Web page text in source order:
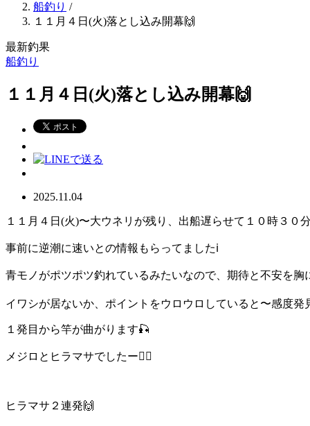
船釣り /
１１月４日(火)落とし込み開幕🙌
最新釣果
船釣り
１１月４日(火)落とし込み開幕🙌
2025.11.04
１１月４日(火)〜大ウネリが残り、出船遅らせて１０時３０
事前に逆潮に速いとの情報もらってましたℹ️
青モノがポツポツ釣れているみたいなので、期待と不安を
イワシが居ないか、ポイントをウロウロしていると〜感度発
１発目から竿が曲がります🎣
メジロとヒラマサでしたー🙆‍♂️
ヒラマサ２連発🙌